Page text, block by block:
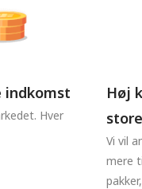
indkomst
Hver
Høj
Vi vil
mere